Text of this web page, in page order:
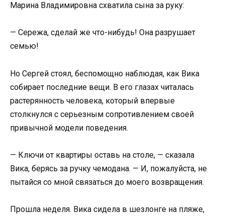
Марина Владимировна схватила сына за руку:
— Сережа, сделай же что-нибудь! Она разрушает
семью!
Но Сергей стоял, беспомощно наблюдая, как Вика
собирает последние вещи. В его глазах читалась
растерянность человека, который впервые
столкнулся с серьезным сопротивлением своей
привычной модели поведения.
— Ключи от квартиры оставь на столе, — сказала
Вика, берясь за ручку чемодана. — И, пожалуйста, не
пытайся со мной связаться до моего возвращения.
Прошла неделя. Вика сидела в шезлонге на пляже,